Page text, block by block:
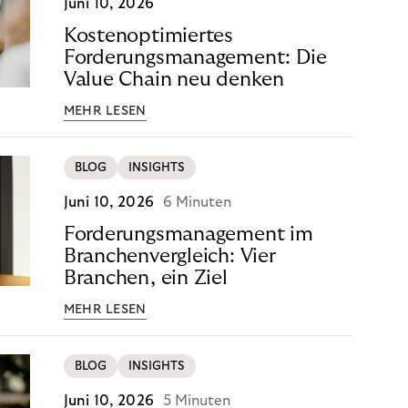
Juni 10, 2026
Kostenoptimiertes
Forderungsmanagement: Die
Value Chain neu denken
MEHR LESEN
BLOG INSIGHTS
Juni 10, 2026 6 Minuten
Forderungsmanagement im
Branchenvergleich: Vier
Branchen, ein Ziel
MEHR LESEN
BLOG INSIGHTS
Juni 10, 2026 5 Minuten